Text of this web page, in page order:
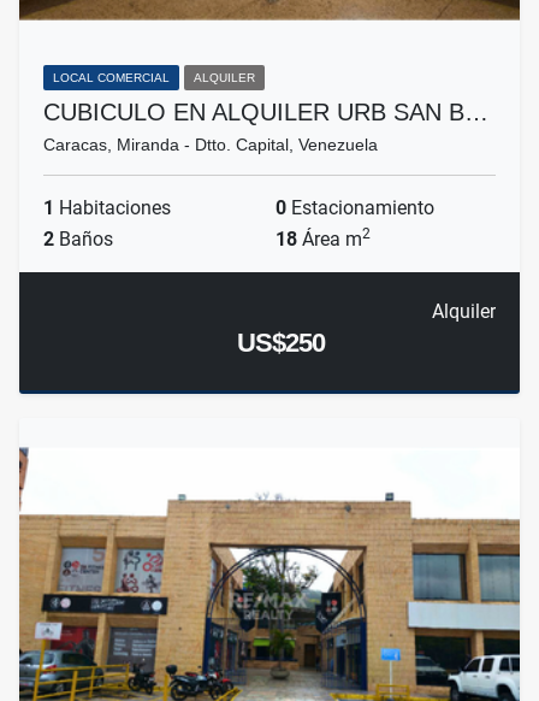
LOCAL COMERCIAL ALQUILER
CUBICULO EN ALQUILER URB SAN B…
Caracas, Miranda - Dtto. Capital, Venezuela
1 Habitaciones 0 Estacionamiento
2 Baños 18 Área m2
Alquiler
US$250